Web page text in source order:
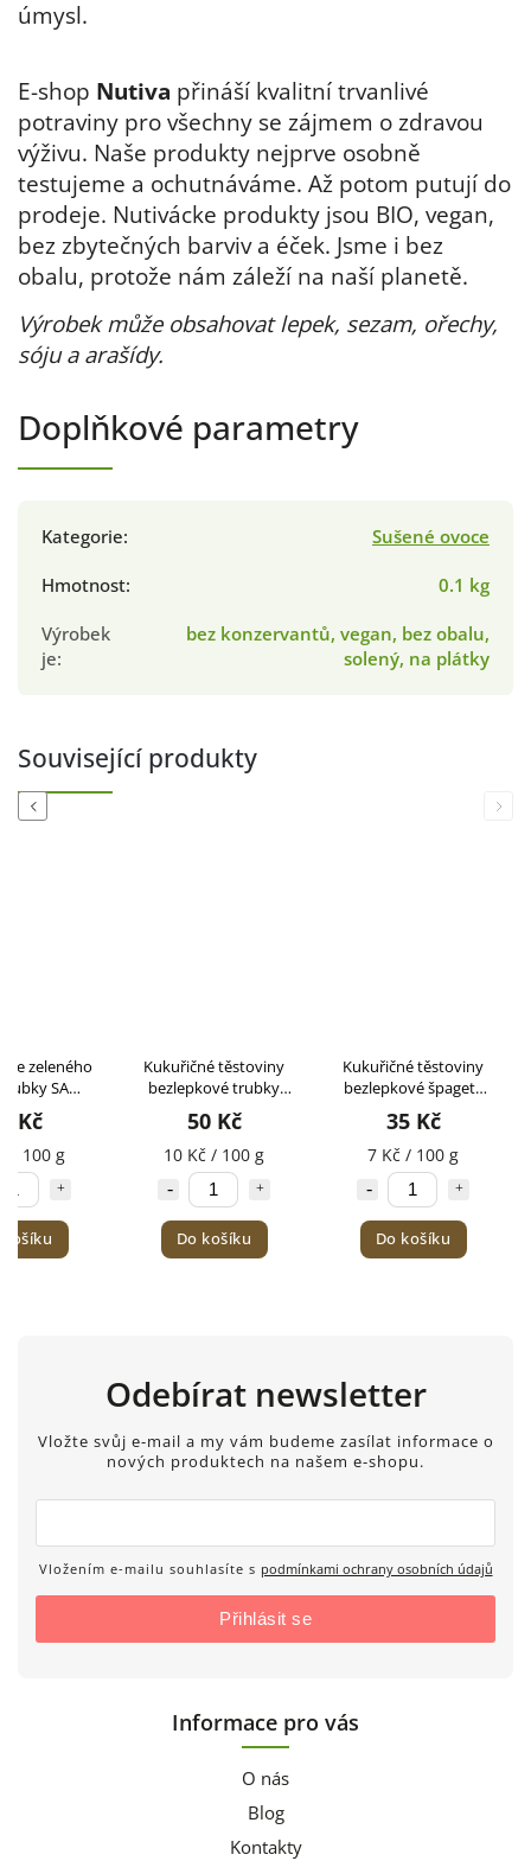
úmysl.
E-shop Nutiva přináší kvalitní trvanlivé
potraviny pro všechny se zájmem o zdravou
výživu. Naše produkty nejprve osobně
testujeme a ochutnáváme. Až potom putují do
prodeje. Nutivácke produkty jsou BIO, vegan,
bez zbytečných barviv a éček. Jsme i bez
obalu, protože nám záleží na naší planetě.
Výrobek může obsahovat lepek, sezam, ořechy,
sóju a arašídy.
Doplňkové parametry
Kategorie:
Sušené ovoce
Hmotnost:
0.1 kg
Výrobek
je:
bez konzervantů, vegan, bez obalu,
solený, na plátky
Související produkty
Previous
ze zeleného
SAM
250g
Kč
/ 100 g
Kukuřičné těstoviny
bezlepkové trubky
SAM MILLS 500g
50 Kč
10 Kč / 100 g
Do košíku
Kukuřičné těstoviny
bezlepkové špagety
SAM MILLS 500g
35 Kč
7 Kč / 100 g
Do košíku
Next
Odebírat newsletter
Vložte svůj e-mail a my vám budeme zasílat informace o
nových produktech na našem e-shopu.
Vložením e-mailu souhlasíte s podmínkami ochrany osobních údajů
Přihlásit se
Informace pro vás
O nás
Blog
Kontakty